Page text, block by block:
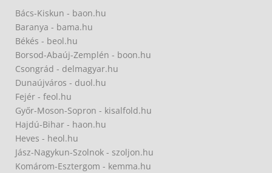
Bács-Kiskun - baon.hu
Baranya - bama.hu
Békés - beol.hu
Borsod-Abaúj-Zemplén - boon.hu
Csongrád - delmagyar.hu
Dunaújváros - duol.hu
Fejér - feol.hu
Győr-Moson-Sopron - kisalfold.hu
Hajdú-Bihar - haon.hu
Heves - heol.hu
Jász-Nagykun-Szolnok - szoljon.hu
Komárom-Esztergom - kemma.hu